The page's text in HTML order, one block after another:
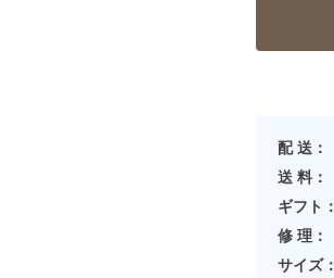
配 送：
送 料：
ギフト：
修 理：
サイズ：